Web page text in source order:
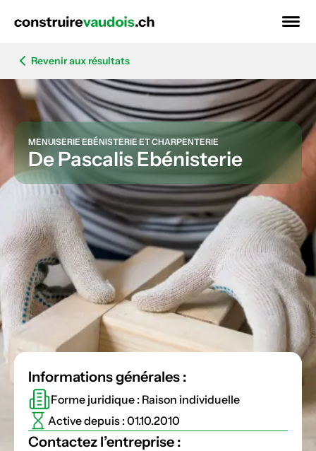
Revenir aux résultats
MENUISERIE EBÉNISTERIE ET CHARPENTERIE
De Pascalis Ebénisterie
Informations générales :
Forme juridique : Raison individuelle
Active depuis : 01.10.2010
Contactez l’entreprise :